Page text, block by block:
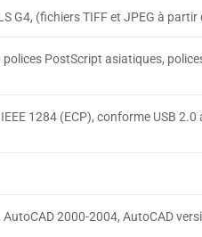
G4, (fichiers TIFF et JPEG à
PostScript asiatiques,
1284 (ECP), conforme USB
2000-2004, AutoCAD